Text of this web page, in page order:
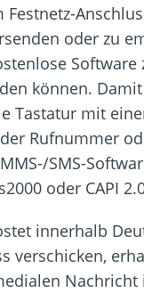
oder zu
können.
Tastatur mit
Rufnummer
SMS-
oder CAPI
innerhalb
Nachricht